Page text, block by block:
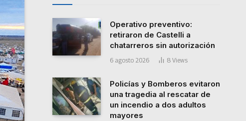
Operativo preventivo:
retiraron de Castelli a
chatarreros sin autorización
6 agosto 2026 8 Views
Policías y Bomberos evitaron
una tragedia al rescatar de
un incendio a dos adultos
mayores